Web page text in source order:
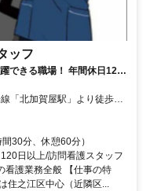
ッフ
場！ 年間休日120
「北加賀屋駅」より徒歩で
30分、休憩60分）
日以上/訪問看護スタッフ
看護業務全般 【仕事の特
住之江区中心（近隣区...